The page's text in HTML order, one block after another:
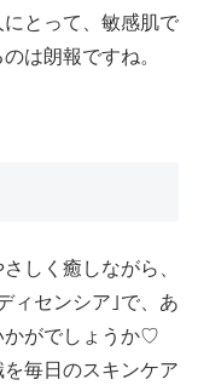
とって、敏感肌で
は朗報ですね。
しく癒しながら、
ィセンシア｣で、あ
かがでしょうか♡
毎日のスキンケア